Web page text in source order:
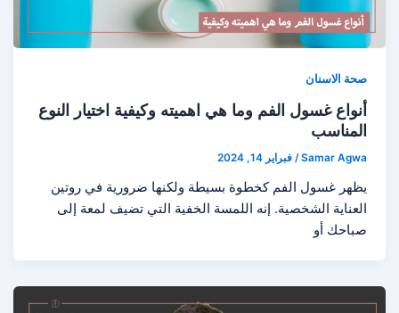
صحة الاسنان
أنواع غسول الفم وما هي اهميته وكيفية اختيار النوع
المناسب
Samar Agwa
/فبراير 14, 2024
يظهر غسول الفم كخطوة بسيطة ولكنها ضرورية في روتين
العناية الشخصية. إنه اللمسة الخفية التي تضيف لمعة إلى
صباحك أو